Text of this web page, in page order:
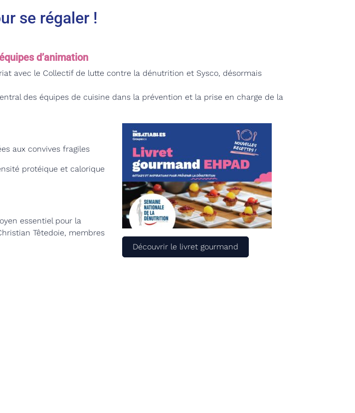
se régaler !
d’animation
avec le Collectif de lutte contre la dénutrition et Sysco, désormais
des équipes de cuisine dans la prévention et la prise en charge de la
aux convives fragiles
protéique et calorique
essentiel pour la
Têtedoie, membres
Découvrir le livret gourmand